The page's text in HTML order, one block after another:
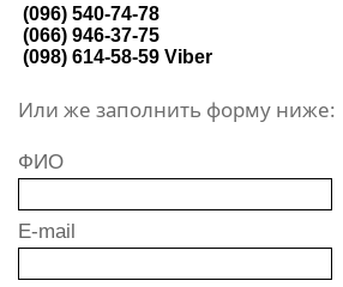
(096) 540-74-78
(066) 946-37-75
(098) 614-58-59 Viber
Или же заполнить форму ниже:
ФИО
E-mail